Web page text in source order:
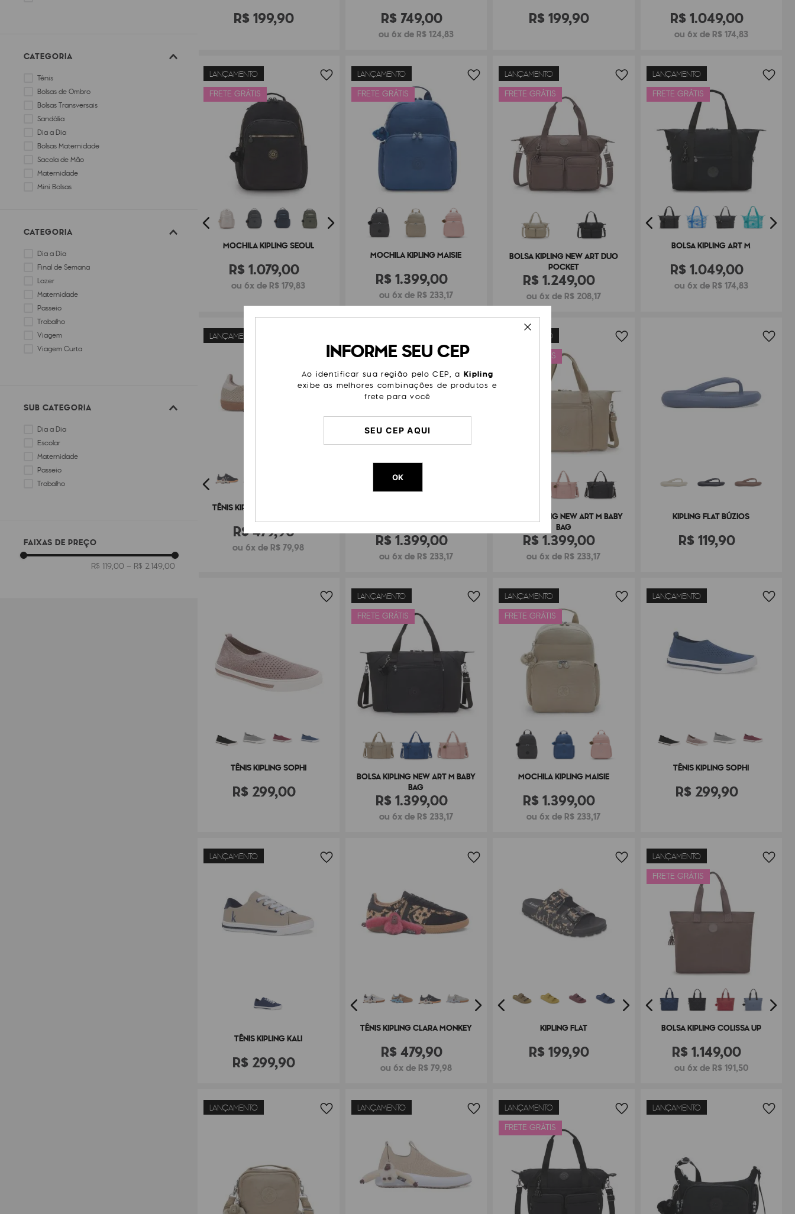
CATEGORIA
Tênis
Bolsas de Ombro
Bolsas Transversais
Sandália
Dia a Dia
Bolsas Maternidade
Sacola de Mão
Maternidade
Mini Bolsas
CATEGORIA
Dia a Dia
Final de Semana
Lazer
Maternidade
Passeio
Trabalho
Viagem
Viagem Curta
SUB CATEGORIA
Dia a Dia
Escolar
Maternidade
Passeio
Trabalho
FAIXAS DE PREÇO
R$ 119,00 – R$ 2.149,00
R$ 199,90 R$ 749,00
ou 6x de R$ 124,83
R$ 199,90 R$1.049,00
ou 6x de R$ 174,83
LANÇAMENTO
FRETE GRÁTIS
MOCHILA KIPLING SEOUL
R$1.079,00
ou 6x de R$ 179,83
LANÇAMENTO
FRETE GRÁTIS
MOCHILA KIPLING MAISIE
R$1.399,00
ou 6x de R$ 233,17
LANÇAMENTO
FRETE GRÁTIS
BOLSA KIPLING NEW ART DUO
POCKET
R$ 1.249,00
ou 6x de R$ 208,17
LANÇAMENTO
FRETE GRÁTIS
BOLSA KIPLING ART M
R$1.049,00
ou 6x de R$ 174,83
LANÇAMENTO
TÊNIS KIPLING CLARA MONKEY
R$479,90
ou 6x de R$ 79,98
FRETE GRÁTIS
R$1.399,00
ou 6x de R$ 233,17
LANÇAMENTO
FRETE GRÁTIS
BOLSA KIPLING NEW ART M BABY
BAG
R$1.399,00
ou 6x de R$ 233,17
KIPLING FLAT BÚZIOS
R$119,90
TÊNIS KIPLING SOPHI
R$ 299,00
LANÇAMENTO
FRETE GRÁTIS
BOLSA KIPLING NEW ART M BABY
BAG
R$1.399,00
ou 6x de R$ 233,17
LANÇAMENTO
FRETE GRÁTIS
MOCHILA KIPLING MAISIE
R$ 1.399,00
ou 6x de R$ 233,17
LANÇAMENTO
TÊNIS KIPLING SOPHI
R$ 299,90
LANÇAMENTO
TÊNIS KIPLING KALI
R$ 299,90
TÊNIS KIPLING CLARA MONKEY
R$479,90
ou 6x de R$ 79,98
KIPLING FLAT
R$ 199,90
LANÇAMENTO
FRETE GRÁTIS
BOLSA KIPLING COLISSA UP
R$ 1.149,00
ou 6x de R$ 191,50
LANÇAMENTO LANÇAMENTO LANÇAMENTO
FRETE GRÁTIS
LANÇAMENTO
INFORME SEU CEP
Ao identificar sua região pelo CEP, a Kipling
exibe as melhores combinações de produtos e
frete para você
OK